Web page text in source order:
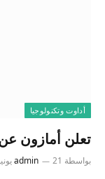
أداوت وتكنولوجيا
تعلن أمازون
بواسطة admin 21 يونيو، 2023